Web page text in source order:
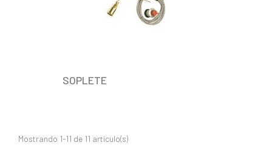
SOPLETE
Mostrando 1-11 de 11 artículo(s)